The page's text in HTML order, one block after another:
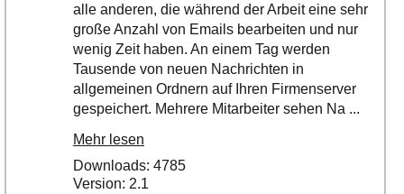
alle anderen, die während der Arbeit eine sehr
große Anzahl von Emails bearbeiten und nur
wenig Zeit haben. An einem Tag werden
Tausende von neuen Nachrichten in
allgemeinen Ordnern auf Ihren Firmenserver
gespeichert. Mehrere Mitarbeiter sehen Na ...
Mehr lesen
Downloads: 4785
Version: 2.1
Ihre E-Mail
Adresse:
E-Mail bestätigen